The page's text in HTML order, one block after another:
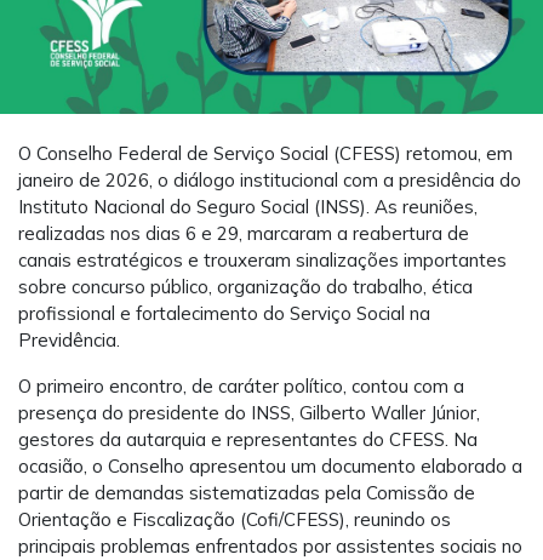
O Conselho Federal de Serviço Social (CFESS) retomou, em
janeiro de 2026, o diálogo institucional com a presidência do
Instituto Nacional do Seguro Social (INSS). As reuniões,
realizadas nos dias 6 e 29, marcaram a reabertura de
canais estratégicos e trouxeram sinalizações importantes
sobre concurso público, organização do trabalho, ética
profissional e fortalecimento do Serviço Social na
Previdência.
O primeiro encontro, de caráter político, contou com a
presença do presidente do INSS, Gilberto Waller Júnior,
gestores da autarquia e representantes do CFESS. Na
ocasião, o Conselho apresentou um documento elaborado a
partir de demandas sistematizadas pela Comissão de
Orientação e Fiscalização (Cofi/CFESS), reunindo os
principais problemas enfrentados por assistentes sociais no